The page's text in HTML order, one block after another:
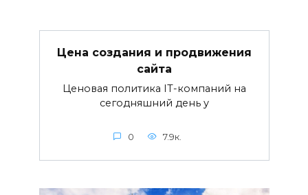
Цена создания и продвижения
сайта
Ценовая политика IT-компаний на
сегодняшний день у
0 7.9к.